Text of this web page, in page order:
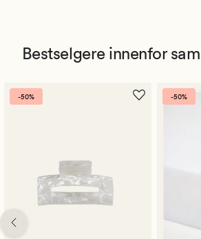
Bestselgere innenfor
-50% -50%